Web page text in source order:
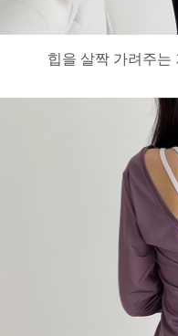
힙을 살짝 가려주